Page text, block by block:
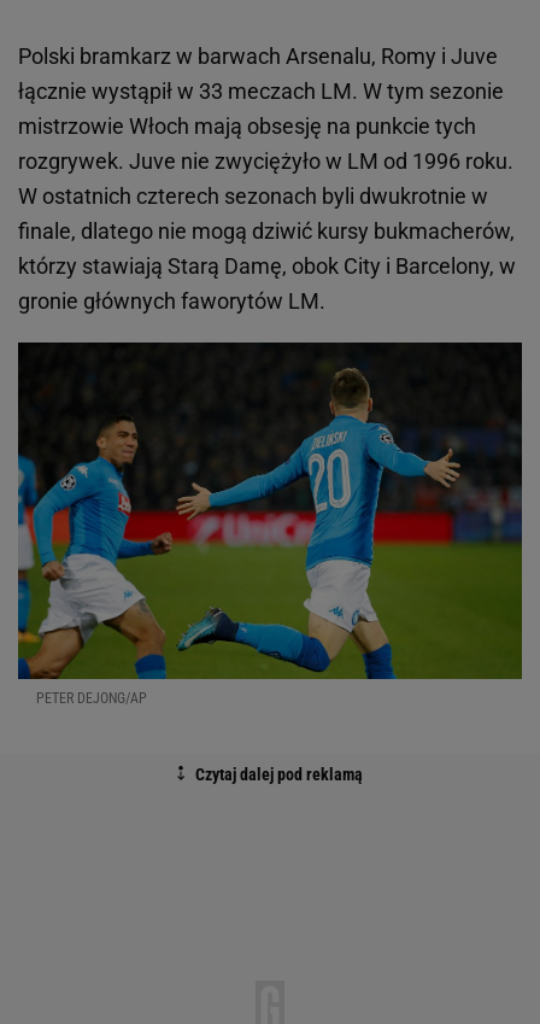
Polski bramkarz w barwach Arsenalu, Romy i Juve
łącznie wystąpił w 33 meczach LM. W tym sezonie
mistrzowie Włoch mają obsesję na punkcie tych
rozgrywek. Juve nie zwyciężyło w LM od 1996 roku.
W ostatnich czterech sezonach byli dwukrotnie w
finale, dlatego nie mogą dziwić kursy bukmacherów,
którzy stawiają Starą Damę, obok City i Barcelony, w
gronie głównych faworytów LM.
PETER DEJONG/AP